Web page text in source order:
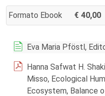
Formato Ebook 40,00
AGGIUNGI AL CARRELLO
Eva Maria Pföstl,
Hanna Safwat H.
Misso, Ecological
Ecosystem, Balance